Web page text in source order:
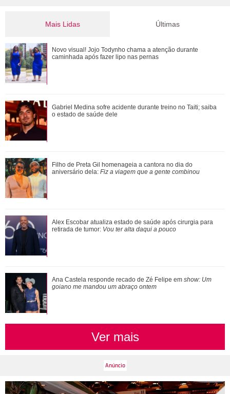
Mais Lidas
Alex Escobar atualiza estado de saúde após cirurgia para
retirada de tumor: Vou ter alta da...
Adriana fica sabendo por Pedro, Cléber e André que a
promotoria acatou as denúncias de Sue...
Ariana Grande anuncia pausa na carreira após críticas ao
corpo
Neymar Jr. brinca com Bruna Biancardi durante quadrilha e
cena viraliza; assista!
Últimas
Novo visual! Jojo Todynho chama a atenção durante
caminhada após fazer lipo nas pernas
Gabriel Medina sofre acidente durante treino no Taiti; saiba
o estado de saúde dele
Filho de Preta Gil homenageia a cantora no dia do
aniversário dela: Fiz a viagem que a gente combinou
Alex Escobar atualiza estado de saúde após cirurgia para
retirada de tumor: Vou ter alta daqui a pouco
Ana Castela responde recado de Zé Felipe em show: Um
goiano me mandou um abraço ontem
Ver mais